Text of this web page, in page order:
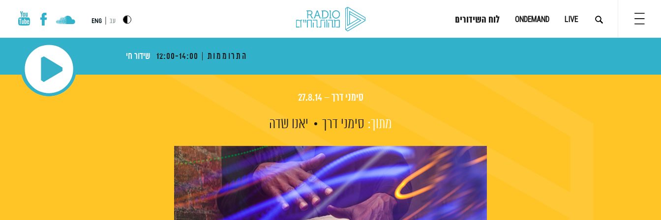
LIVE
ONDEMAND לוח השידורים עב ENG
התרוממות 12:00-14:00 שידור חי
סימני דרך – 27.8.14
מתוך: סימני דרך יאנו שדה